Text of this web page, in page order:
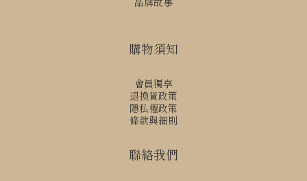
購物須知
會員獨享
退換貨政策
隱私權政策
條款與細則
聯絡我們